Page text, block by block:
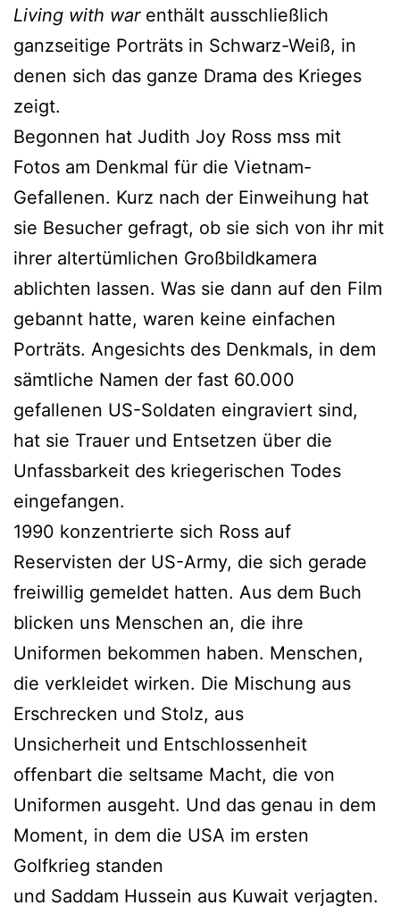
Living with war enthält ausschließlich
ganzseitige Porträts in Schwarz-Weiß, in
denen sich das ganze Drama des Krieges
zeigt.
Begonnen hat Judith Joy Ross mss mit
Fotos am Denkmal für die Vietnam-
Gefallenen. Kurz nach der Einweihung hat
sie Besucher gefragt, ob sie sich von ihr mit
ihrer altertümlichen Großbildkamera
ablichten lassen. Was sie dann auf den Film
gebannt hatte, waren keine einfachen
Porträts. Angesichts des Denkmals, in dem
sämtliche Namen der fast 60.000
gefallenen US-Soldaten eingraviert sind,
hat sie Trauer und Entsetzen über die
Unfassbarkeit des kriegerischen Todes
eingefangen.
1990 konzentrierte sich Ross auf
Reservisten der US-Army, die sich gerade
freiwillig gemeldet hatten. Aus dem Buch
blicken uns Menschen an, die ihre
Uniformen bekommen haben. Menschen,
die verkleidet wirken. Die Mischung aus
Erschrecken und Stolz, aus
Unsicherheit und Entschlossenheit
offenbart die seltsame Macht, die von
Uniformen ausgeht. Und das genau in dem
Moment, in dem die USA im ersten
Golfkrieg standen
und Saddam Hussein aus Kuwait verjagten.